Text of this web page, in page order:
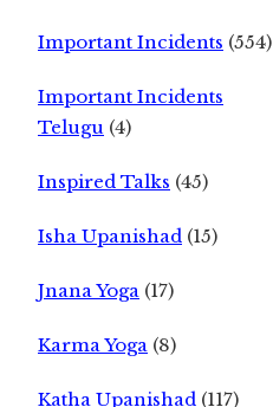
Important Incidents (554)
Important Incidents
Telugu (4)
Inspired Talks (45)
Isha Upanishad (15)
Jnana Yoga (17)
Karma Yoga (8)
Katha Upanishad (117)